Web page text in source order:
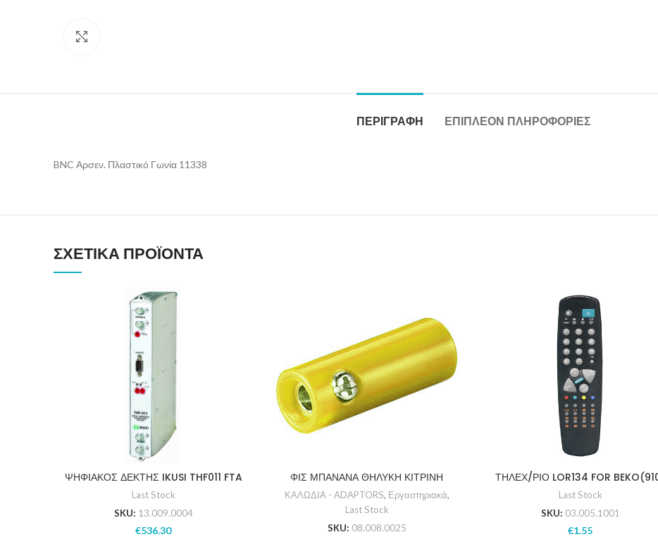
ΠΕΡΙΓΡΑΦΉ ΕΠΙΠΛΈΟΝ ΠΛΗΡΟΦΟΡΊΕΣ
BNC Αρσεν. Πλαστικό Γωνία 11338
ΣΧΕΤΙΚΆ ΠΡΟΪΌΝΤΑ
ΨΗΦΙΑΚΟΣ ΔΕΚΤΗΣ IKUSI THF011 FTA
Last Stock
SKU: 13.009.0004
€536.30
ΦΙΣ ΜΠΑΝΑΝΑ ΘΗΛΥΚΗ ΚΙΤΡΙΝΗ
ΚΑΛΩΔΙΑ - ADAPTORS, Εργαστηριακά,
Last Stock
SKU: 08.008.0025
ΤΗΛΕΧ/ΡΙΟ LOR134 FOR
Last Stock
SKU: 03.005.1001
€1.55